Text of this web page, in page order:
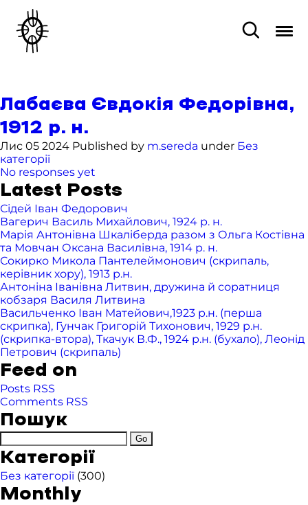
Лабаєва Євдокія Федорівна,
1912 р. н.
Лис 05 2024 Published by m.sereda under Без
категорії
No responses yet
Latest Posts
Сідей Іван Федорович
Вагерич Василь Михайлович, 1924 р. н.
Марія Антонівна Шкаліберда разом з Ольга Костівна
та Мовчан Оксана Василівна, 1914 р. н.
Сокирко Микола Пантелеймонович (скрипаль,
керівник хору), 1913 р.н.
Антоніна Іванівна Литвин, дружина й соратниця
кобзаря Василя Литвина
Васильченко Іван Матейович,1923 р.н. (перша
скрипка), Гунчак Григорій Тихонович, 1929 р.н.
(скрипка-втора), Ткачук В.Ф., 1924 р.н. (бухало), Леонід
Петрович (скрипаль)
Feed on
Posts RSS
Comments RSS
Пошук
Категорії
Без категорії (300)
Monthly